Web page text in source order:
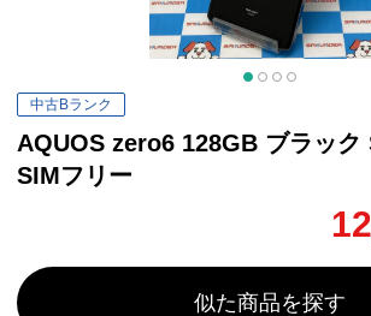
中古Bランク
AQUOS zero6 128GB ブラック
SIMフリー
似た商品を探す